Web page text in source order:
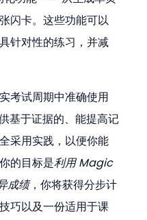
闪卡。这些功能可以
针对性的练习，并减
考试周期中准确使用
基于证据的、能提高记
采用实践，以便你能
的目标是利用 Magic
成绩，你将获得分步计
巧以及一份适用于课